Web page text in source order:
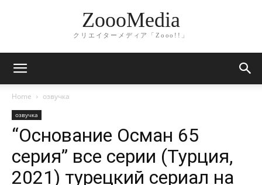
ZoooMedia
クリエイターメディア「Zooo!!」
Home озвучка
озвучка
“Основание Осман 65
серия” все серии (Турция,
2021) турецкий сериал на